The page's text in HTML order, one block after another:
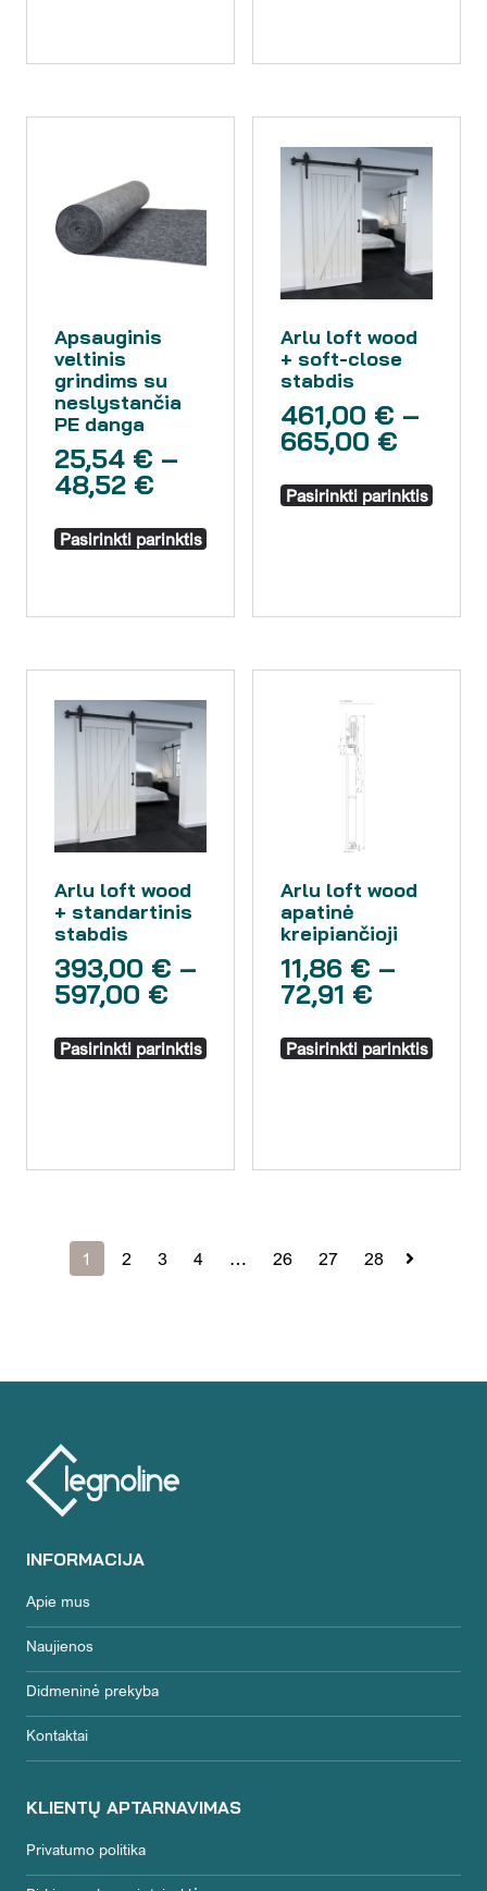
Apsauginis
veltinis
grindims su
neslystančia
PE danga
25,54 € –
48,52 €
Pasirinkti parinktis
Arlu loft wood
+ soft-close
stabdis
461,00 € –
665,00 €
Pasirinkti parinktis
Arlu loft wood
+ standartinis
stabdis
393,00 € –
597,00 €
Pasirinkti parinktis
Arlu loft wood
apatinė
kreipiančioji
11,86 € –
72,91 €
Pasirinkti parinktis
1 2 3 4 … 26 27 28
INFORMACIJA
Apie mus
Naujienos
Didmeninė prekyba
Kontaktai
KLIENTŲ APTARNAVIMAS
Privatumo politika